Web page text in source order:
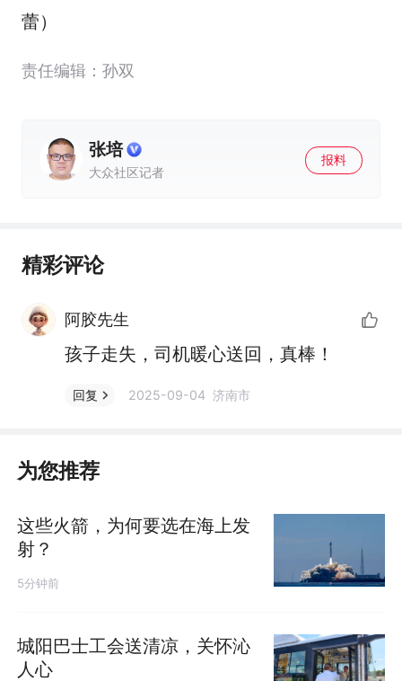
蕾）
责任编辑：孙双
张培
大众社区记者
报料
精彩评论
阿胶先生
孩子走失，司机暖心送回，真棒！
回复 2025-09-04 济南市
为您推荐
这些火箭，为何要选在海上发
射？
5分钟前
城阳巴士工会送清凉，关怀沁
人心